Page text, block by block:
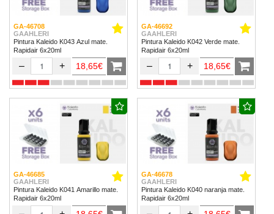
GA-46708
GAAHLERI
Pintura Kaleido K043 Azul mate.
Rapidair 6x20ml
– + 18,65€
GA-46692
GAAHLERI
Pintura Kaleido K042 Verde mate.
Rapidair 6x20ml
– + 18,65€
GA-46685
GAAHLERI
Pintura Kaleido K041 Amarillo mate.
Rapidair 6x20ml
GA-46678
GAAHLERI
Pintura Kaleido K040 naranja mate.
Rapidair 6x20ml